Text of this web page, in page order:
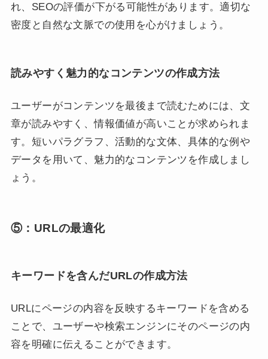
れ、SEOの評価が下がる可能性があります。適切な
密度と自然な文脈での使用を心がけましょう。
読みやすく魅力的なコンテンツの作成方法
ユーザーがコンテンツを最後まで読むためには、文
章が読みやすく、情報価値が高いことが求められま
す。短いパラグラフ、活動的な文体、具体的な例や
データを用いて、魅力的なコンテンツを作成しまし
ょう。
⑤：URLの最適化
キーワードを含んだURLの作成方法
URLにページの内容を反映するキーワードを含める
ことで、ユーザーや検索エンジンにそのページの内
容を明確に伝えることができます。